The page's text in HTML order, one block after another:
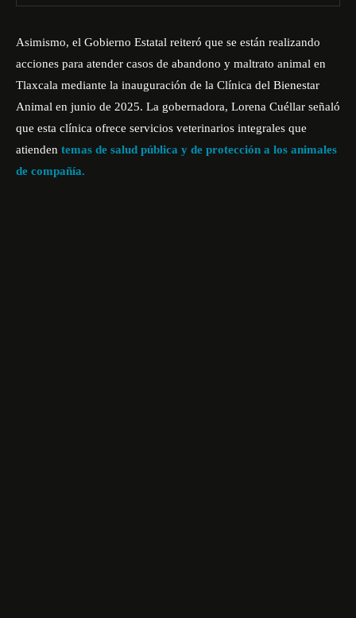
Asimismo, el Gobierno Estatal reiteró que se están realizando
acciones para atender casos de abandono y maltrato animal en
Tlaxcala mediante la inauguración de la Clínica del Bienestar
Animal en junio de 2025. La gobernadora, Lorena Cuéllar señaló
que esta clínica ofrece servicios veterinarios integrales que
atienden temas de salud pública y de protección a los animales
de compañía.